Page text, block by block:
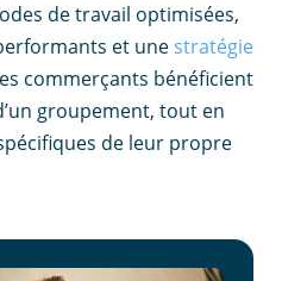
de travail optimisées,
et unestratégie
commerçants bénéficient
groupement, tout en
de leur propre